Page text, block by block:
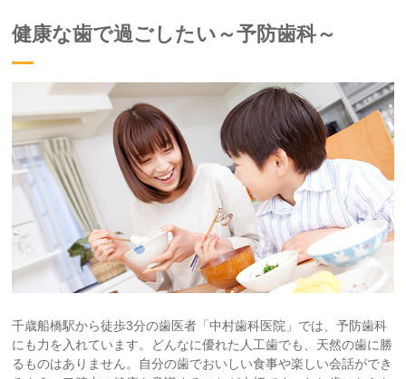
健康な歯で過ごしたい～予防歯科～
千歳船橋駅から徒歩3分の歯医者「中村歯科医院」では、予防歯科
にも力を入れています。どんなに優れた人工歯でも、天然の歯に勝
るものはありません。自分の歯でおいしい食事や楽しい会話ができ